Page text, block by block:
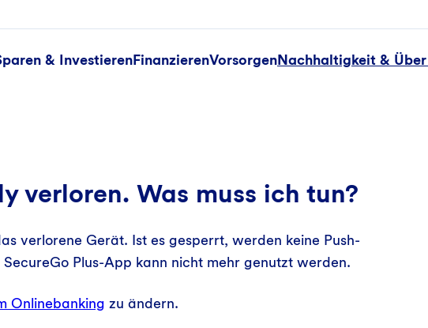
& InvestierenFinanzierenVorsorgenNachhaltigkeit & Über
verloren. Was muss ich tun?
verlorene Gerät. Ist es gesperrt, werden keine Push-
Plus-App kann nicht mehr genutzt werden.
Onlinebanking zu ändern.